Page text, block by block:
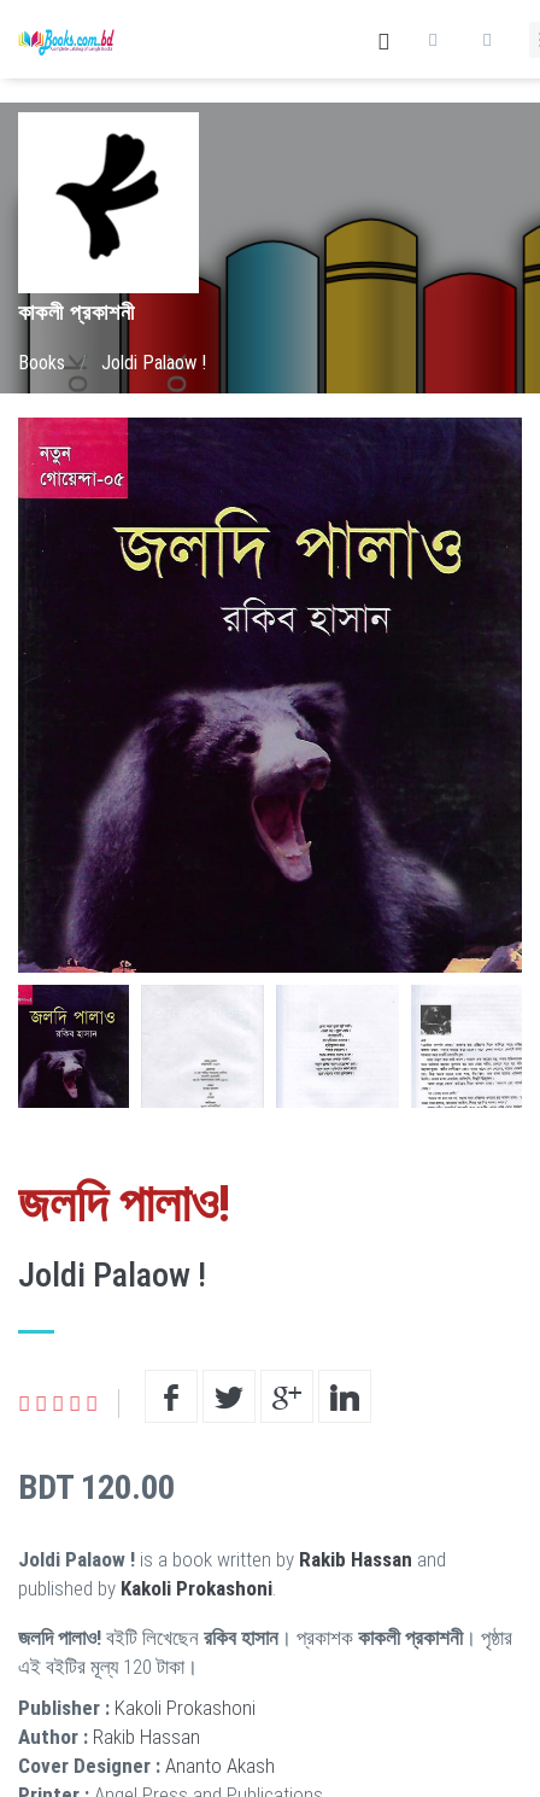
কাকলী প্রকাশনী
Books / Joldi Palaow !
জলদি পালাও!
Joldi Palaow !
BDT 120.00
Joldi Palaow ! is a book written by Rakib Hassan and
published by Kakoli Prokashoni
জলদি পালাও! বইটি লিখেছেন রকিব হাসান। প্রকাশক কাকলী প্রকাশনী। পৃষ্ঠার
এই বইটির মূল্য 120 টাকা।
Publisher : Kakoli Prokashoni
Author : Rakib Hassan
Cover Designer : Ananto Akash